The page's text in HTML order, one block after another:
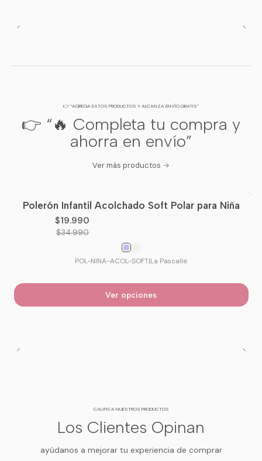
👉 “AGREGA ESTOS PRODUCTOS Y ALCANZA ENVÍO GRATIS”
👉 “🔥 Completa tu compra y
ahorra en envío”
Ver más productos
-43%OFF
Polerón Infantil Acolchado Soft Polar para Niña
$19.990
$34.990
POL-NINA-ACOL-SOFT|La Pascalle
Ver opciones
CALIFICA NUESTROS PRODUCTOS
Los Clientes Opinan
ayúdanos a mejorar tu experiencia de comprar